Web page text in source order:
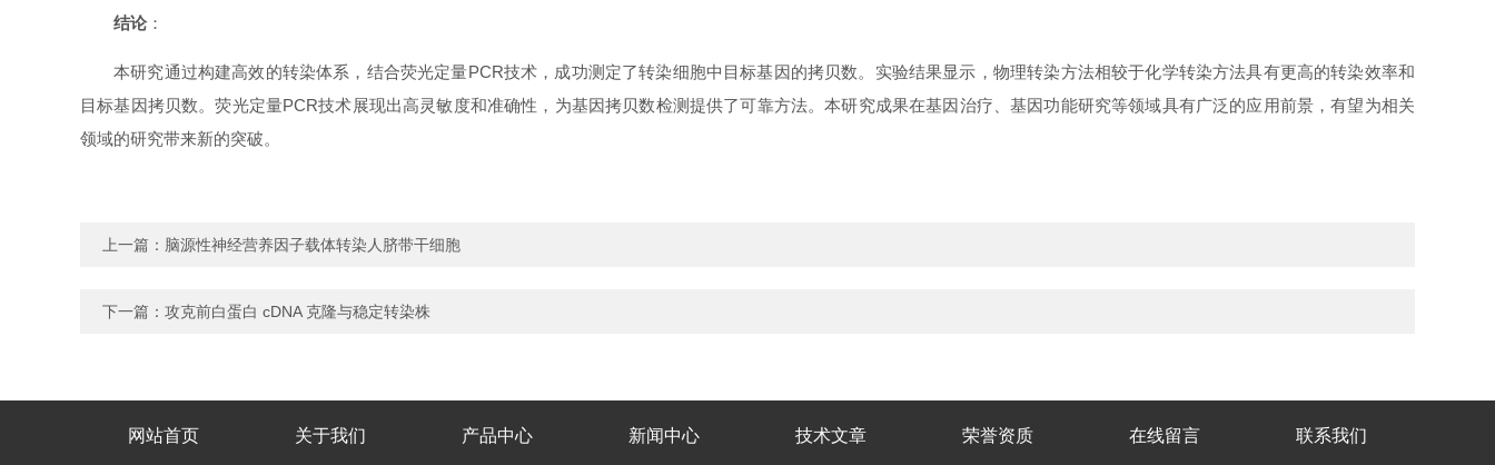
结论：
本研究通过构建高效的转染体系，结合荧光定量PCR技术，成功测定了转染细胞中目标基因的拷贝数。实验结果显示，物理转染方法相较于化学转染方法具有更高的转染效率和
目标基因拷贝数。荧光定量PCR技术展现出高灵敏度和准确性，为基因拷贝数检测提供了可靠方法。本研究成果在基因治疗、基因功能研究等领域具有广泛的应用前景，有望为相关
领域的研究带来新的突破。
上一篇： 脑源性神经营养因子载体转染人脐带干细胞
下一篇： 攻克前白蛋白 cDNA 克隆与稳定转染株
网站首页 关于我们 产品中心 新闻中心 技术文章 荣誉资质 在线留言 联系我们